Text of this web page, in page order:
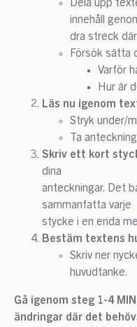
Dela upp
innehåll
dra streck
Försök sätta
Varför
Hur är
Läs nu igenom
Stryk under/
Ta
Skriv ett kort
dina
anteckningar. Det
sammanfatta varje
stycke i en enda
Bestäm textens
Skriv ner
huvudtanke.
Gå igenom steg 1-4
ändringar där det